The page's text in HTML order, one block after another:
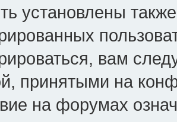
установлены
вам
принятыми на
на форумах